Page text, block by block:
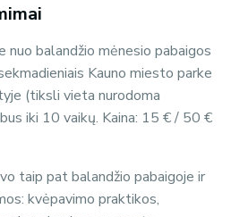
nuo balandžio mėnesio pabaigos
Kauno miesto parke
(tiksli vieta nurodoma
iki 10 vaikų. Kaina: 15 € / 50 €
taip pat balandžio pabaigoje ir
kvėpavimo praktikos,